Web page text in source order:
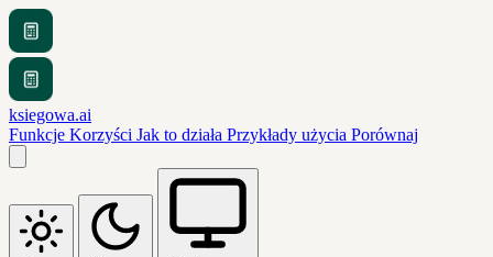
ksiegowa.ai
Funkcje Korzyści Jak to działa Przykłady użycia Porównaj